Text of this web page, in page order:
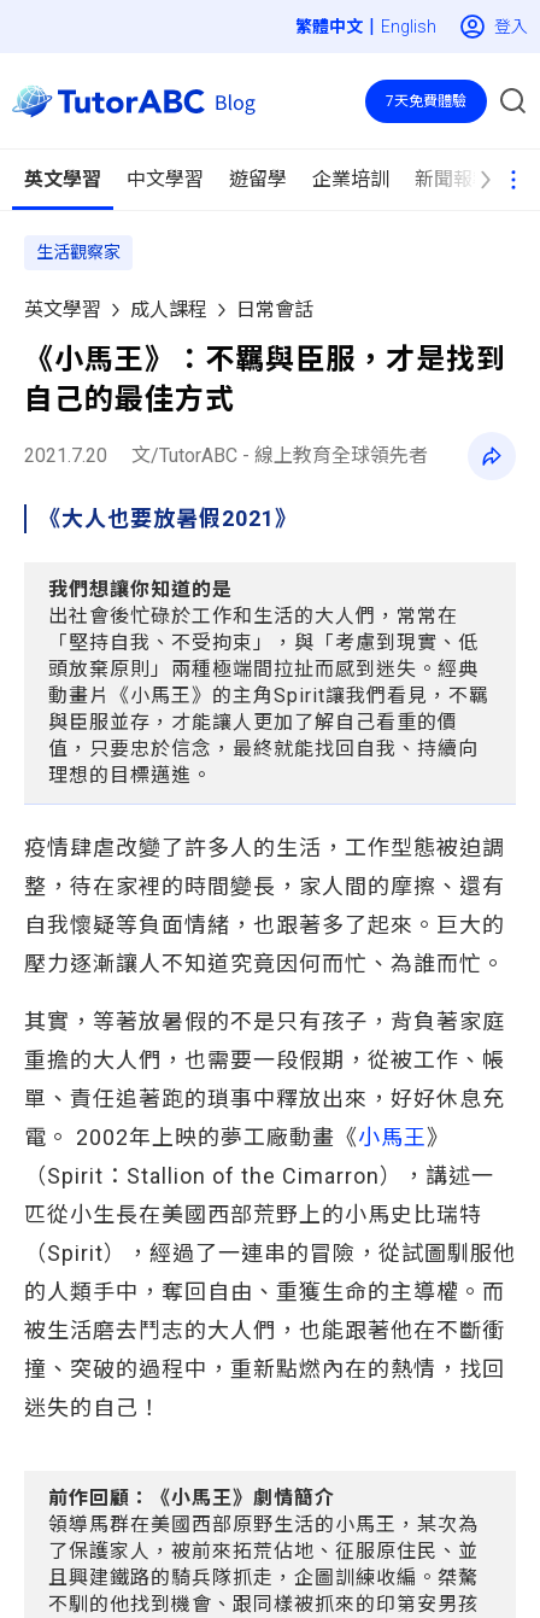
| English 登入
英文學習 中文學習 遊留學 企業培訓 新聞報導
7天免費體驗
生活觀察家
英文學習 成人課程 日常會話
《小馬王》：不羈與臣服，才是找到
自己的最佳方式
2021.7.20 文/TutorABC - 線上教育全球領先者
《大人也要放暑假2021》
我們想讓你知道的是
出社會後忙碌於工作和生活的大人們，常常在
「堅持自我、不受拘束」，與「考慮到現實、低
頭放棄原則」兩種極端間拉扯而感到迷失。經典
動畫片《小馬王》的主角Spirit讓我們看見，不羈
與臣服並存，才能讓人更加了解自己看重的價
值，只要忠於信念，最終就能找回自我、持續向
理想的目標邁進。
疫情肆虐改變了許多人的生活，工作型態被迫調
整，待在家裡的時間變長，家人間的摩擦、還有
自我懷疑等負面情緒，也跟著多了起來。巨大的
壓力逐漸讓人不知道究竟因何而忙、為誰而忙。
其實，等著放暑假的不是只有孩子，背負著家庭
重擔的大人們，也需要一段假期，從被工作、帳
單、責任追著跑的瑣事中釋放出來，好好休息充
電。 2002年上映的夢工廠動畫《小馬王》
（Spirit：Stallion of the Cimarron），講述一
匹從小生長在美國西部荒野上的小馬史比瑞特
（Spirit），經過了一連串的冒險，從試圖馴服他
的人類手中，奪回自由、重獲生命的主導權。而
被生活磨去鬥志的大人們，也能跟著他在不斷衝
撞、突破的過程中，重新點燃內在的熱情，找回
迷失的自己！
前作回顧：《小馬王》劇情簡介
領導馬群在美國西部原野生活的小馬王，某次為
了保護家人，被前來拓荒佔地、征服原住民、並
且興建鐵路的騎兵隊抓走，企圖訓練收編。桀驁
不馴的他找到機會、跟同樣被抓來的印第安男孩